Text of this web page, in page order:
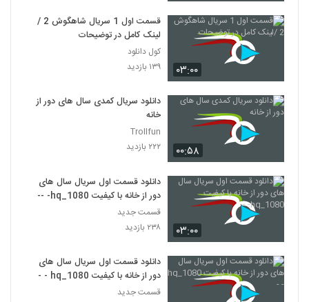
۰۳:۰۰
قسمت اول 1 سریال شاهگوش 2 /
لینک کامل در توضیحات
کول دانلود
۱۳۹ بازدید
۰۰:۵۸
دانلود سریال کمدی سال های دور از
خانه
Trollfun
۲۲۲ بازدید
۰۳:۰۰
دانلود قسمت اول سریال سال های
دور از خانه با کیفیت hq_1080- --
قسمت جدید
۲۳۸ بازدید
دانلود قسمت اول سریال سال های
دور از خانه با کیفیت hq_1080 - -
قسمت جدید